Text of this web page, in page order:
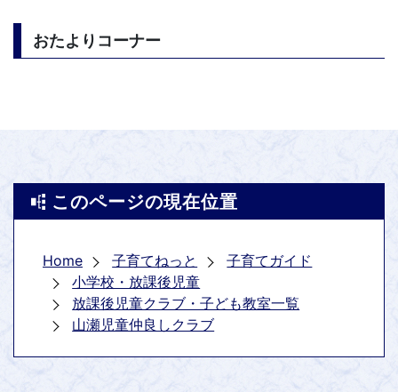
おたよりコーナー
このページの現在位置
Home 子育てねっと
子育てガイド
小学校・放課後児童
放課後児童クラブ・子ども教室一覧
山瀬児童仲良しクラブ